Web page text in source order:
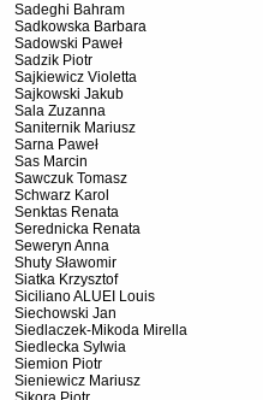
Sadeghi Bahram
Sadkowska Barbara
Sadowski Paweł
Sadzik Piotr
Sajkiewicz Violetta
Sajkowski Jakub
Sala Zuzanna
Saniternik Mariusz
Sarna Paweł
Sas Marcin
Sawczuk Tomasz
Schwarz Karol
Senktas Renata
Serednicka Renata
Seweryn Anna
Shuty Sławomir
Siatka Krzysztof
Siciliano ALUEI Louis
Siechowski Jan
Siedlaczek-Mikoda Mirella
Siedlecka Sylwia
Siemion Piotr
Sieniewicz Mariusz